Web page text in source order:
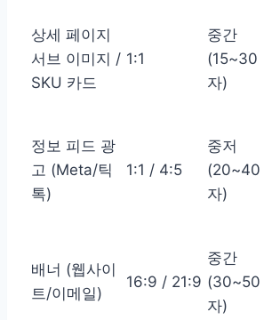
상세 페이지
서브 이미지 /
SKU 카드
1:1
중간
(15~30
자)
정보 피드 광
고 (Meta/틱
톡)
1:1 / 4:5
중저
(20~40
자)
배너 (웹사이
트/이메일)
16:9 / 21:9
중간
(30~50
자)